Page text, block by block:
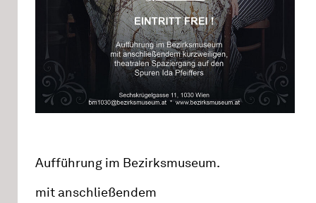
Aufführung im Bezirksmuseum.
mit anschließendem